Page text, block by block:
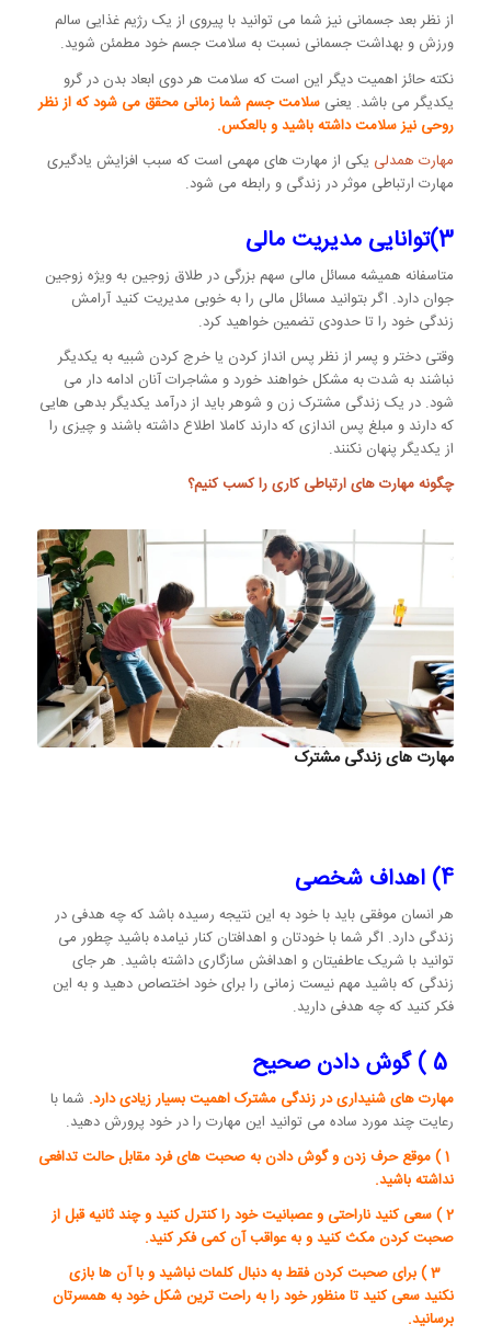
از نظر بعد جسمانی نیز شما می توانید با پیروی از یک رژیم غذایی سالم
ورزش و بهداشت جسمانی نسبت به سلامت جسم خود مطمئن شوید.
نکته حائز اهمیت دیگر این است که سلامت هر دوی ابعاد بدن در گرو
یکدیگر می باشد. یعنی سلامت جسم شما زمانی محقق می شود که از نظر
روحی نیز سلامت داشته باشید و بالعکس.
مهارت همدلی یکی از مهارت های مهمی است که سبب افزایش یادگیری
مهارت ارتباطی موثر در زندگی و رابطه می شود.
3)توانایی مدیریت مالی
متاسفانه همیشه مسائل مالی سهم بزرگی در طلاق زوجین به ویژه زوجین
جوان دارد. اگر بتوانید مسائل مالی را به خوبی مدیریت کنید آرامش
زندگی خود را تا حدودی تضمین خواهید کرد.
وقتی دختر و پسر از نظر پس انداز کردن یا خرج کردن شبیه به یکدیگر
نباشند به شدت به مشکل خواهند خورد و مشاجرات آنان ادامه دار می
شود. در یک زندگی مشترک زن و شوهر باید از درآمد یکدیگر بدهی هایی
که دارند و مبلغ پس اندازی که دارند کاملا اطلاع داشته باشند و چیزی را
از یکدیگر پنهان نکنند.
چگونهمهارت های ارتباطی کاریرا کسب کنیم؟
مهارت های زندگی مشترک
4) اهداف شخصی
هر انسان موفقی باید با خود به این نتیجه رسیده باشد که چه هدفی در
زندگی دارد. اگر شما با خودتان و اهدافتان کنار نیامده باشید چطور می
توانید با شریک عاطفیتان و اهدافش سازگاری داشته باشید. هر جای
زندگی که باشید مهم نیست زمانی را برای خود اختصاص دهید و به این
فکر کنید که چه هدفی دارید.
مهارت های شنیداری در زندگی مشترک اهمیت بسیار زیادی دارد. شما با
رعایت چند مورد ساده می توانید این مهارت را در خود پرورش دهید.
1 ) موقع حرف زدن و گوش دادن به صحبت های فرد مقابل حالت تدافعی
نداشته باشید.
2 ) سعی کنید ناراحتی و عصبانیت خود را کنترل کنید و چند ثانیه قبل از
صحبت کردن مکث کنید و به عواقب آن کمی فکر کنید.
3 ) برای صحبت کردن فقط به دنبال کلمات نباشید و با آن ها بازی
نکنید سعی کنید تا منظور خود را به راحت ترین شکل خود به همسرتان
برسانید.